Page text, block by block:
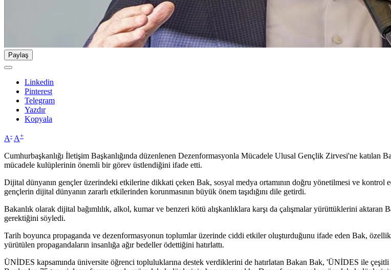
Paylaş
Linkedin
Pinterest
Telegram
Yazdır
Kopyala
A- A+
Cumhurbaşkanlığı İletişim Başkanlığında düzenlenen Dezenformasyonla Mücadele Ulusal Gençlik Zirvesi'ne katılan
mücadele kulüplerinin önemli bir görev üstlendiğini ifade etti.
Dijital dünyanın gençler üzerindeki etkilerine dikkati çeken Bak, sosyal medya ortamının doğru yönetilmesi ve kontrol
gençlerin dijital dünyanın zararlı etkilerinden korunmasının büyük önem taşıdığını dile getirdi.
Bakanlık olarak dijital bağımlılık, alkol, kumar ve benzeri kötü alışkanlıklara karşı da çalışmalar yürüttüklerini aktaran
gerektiğini söyledi.
Tarih boyunca propaganda ve dezenformasyonun toplumlar üzerinde ciddi etkiler oluşturduğunu ifade eden Bak,
yürütülen propagandaların insanlığa ağır bedeller ödettiğini hatırlattı.
ÜNİDES kapsamında üniversite öğrenci topluluklarına destek verdiklerini de hatırlatan Bakan Bak, 'ÜNİDES ile